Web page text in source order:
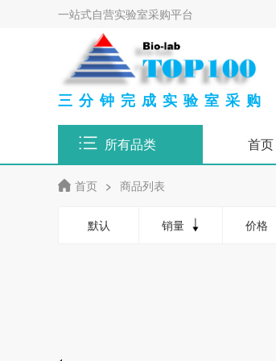
一站式自营实验室采购平台
三分钟完成实验室采购
所有品类 首页
首页 > 商品列表
默认 销量 价格